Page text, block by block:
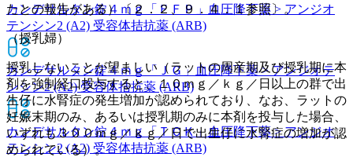
カンデサルタン錠４ｍｇ「ＦＦＰ」 血圧降下薬 > アンジオ
テンシン2 (A2) 受容体拮抗薬 (ARB)
カンデサルタン錠４ｍｇ「ＪＧ」 血圧降下薬 > アンジオテ
ンシン2 (A2) 受容体拮抗薬 (ARB)
カンデサルタン錠４ｍｇ「ＴＣＫ」血圧降下薬 > アンジオ
テンシン2 (A2) 受容体拮抗薬 (ARB)
たとの報告がある）〔２．２、９．４．１参照〕。
（授乳婦）
授乳しないことが望ましい（ラットの周産期及び授乳期に本
剤を強制経口投与すると、１０ｍｇ／ｋｇ／日以上の群で出
生仔に水腎症の発生増加が認められており、なお、ラットの
妊娠末期のみ、あるいは授乳期のみに本剤を投与した場合、
いずれも３００ｍｇ／ｋｇ／日で出生仔に水腎症の増加が認
められている）。